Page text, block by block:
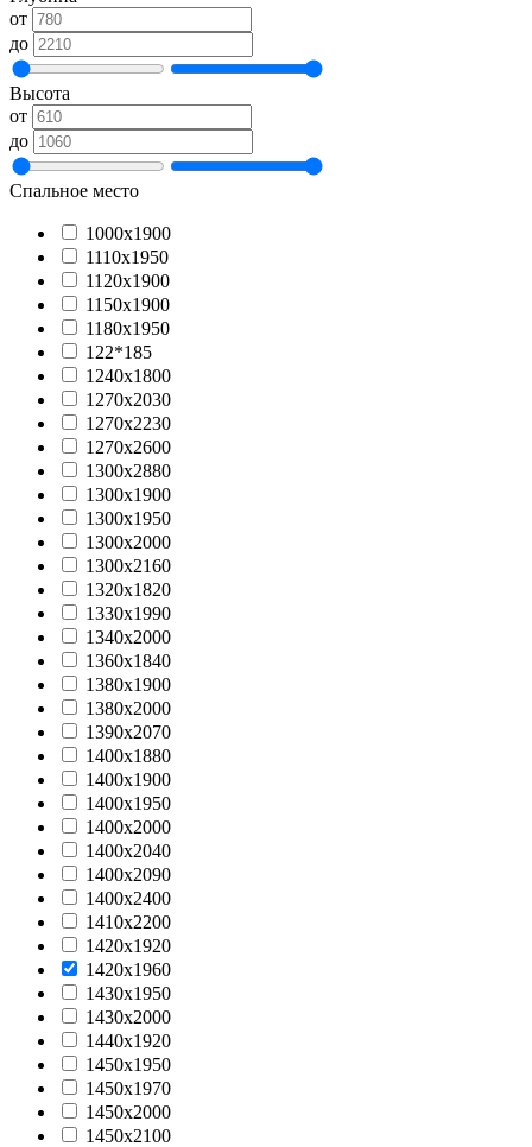
от
до
Высота
от
до
Спальное место
1000х1900
1110х1950
1120х1900
1150х1900
1180х1950
122*185
1240х1800
1270х2030
1270х2230
1270х2600
1300x2880
1300х1900
1300х1950
1300х2000
1300х2160
1320х1820
1330х1990
1340х2000
1360х1840
1380х1900
1380х2000
1390х2070
1400х1880
1400х1900
1400х1950
1400х2000
1400х2040
1400х2090
1400х2400
1410х2200
1420х1920
1420х1960
1430х1950
1430х2000
1440x1920
1450х1950
1450х1970
1450х2000
1450х2100